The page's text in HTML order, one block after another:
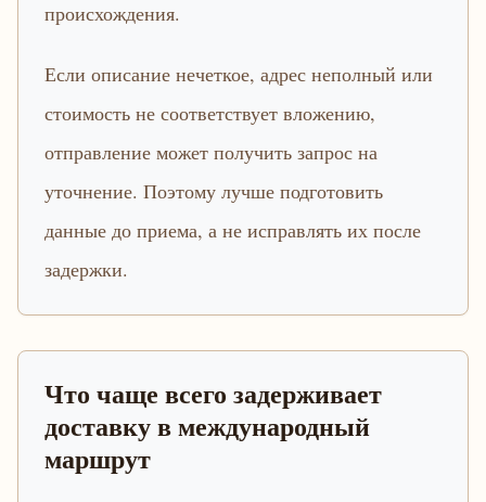
происхождения.
Если описание нечеткое, адрес неполный или
стоимость не соответствует вложению,
отправление может получить запрос на
уточнение. Поэтому лучше подготовить
данные до приема, а не исправлять их после
задержки.
Что чаще всего задерживает
доставку в международный
маршрут